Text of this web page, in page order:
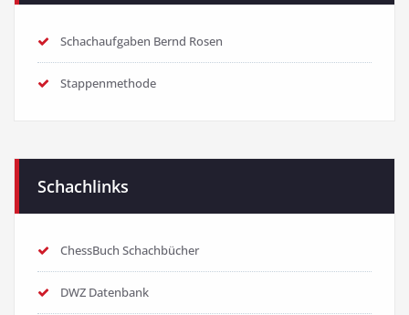
Schachaufgaben Bernd Rosen
Stappenmethode
Schachlinks
ChessBuch Schachbücher
DWZ Datenbank